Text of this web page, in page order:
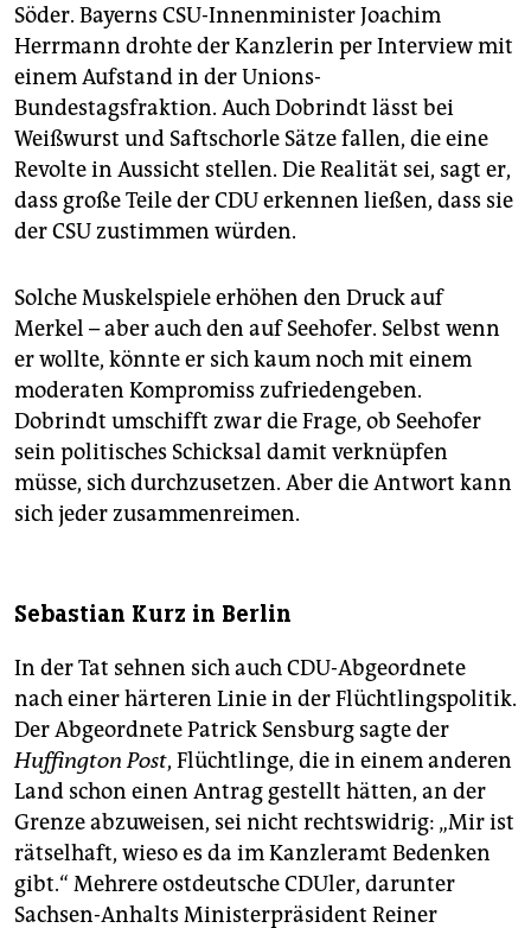
Söder. Bayerns CSU-Innenminister Joachim
Herrmann drohte der Kanzlerin per Interview mit
einem Aufstand in der Unions-
Bundestagsfraktion. Auch Dobrindt lässt bei
Weißwurst und Saftschorle Sätze fallen, die eine
Revolte in Aussicht stellen. Die Realität sei, sagt er,
dass große Teile der CDU erkennen ließen, dass sie
der CSU zustimmen würden.
Solche Muskelspiele erhöhen den Druck auf
Merkel – aber auch den auf Seehofer. Selbst wenn
er wollte, könnte er sich kaum noch mit einem
moderaten Kompromiss zufriedengeben.
Dobrindt umschifft zwar die Frage, ob Seehofer
sein politisches Schicksal damit verknüpfen
müsse, sich durchzusetzen. Aber die Antwort kann
sich jeder zusammenreimen.
Sebastian Kurz in Berlin
In der Tat sehnen sich auch CDU-Abgeordnete
nach einer härteren Linie in der Flüchtlingspolitik.
Der Abgeordnete Patrick Sensburg sagte der
Huffington Post, Flüchtlinge, die in einem anderen
Land schon einen Antrag gestellt hätten, an der
Grenze abzuweisen, sei nicht rechtswidrig: „Mir ist
rätselhaft, wieso es da im Kanzleramt Bedenken
gibt.“ Mehrere ostdeutsche CDUler, darunter
Sachsen-Anhalts Ministerpräsident Reiner